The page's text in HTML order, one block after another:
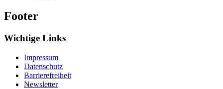
Footer
Wichtige Links
Impressum
Datenschutz
Barrierefreiheit
Newsletter